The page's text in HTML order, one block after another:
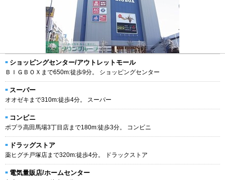
ショッピングセンター/アウトレットモール
ＢＩＧＢＯＸまで650m:徒歩9分。 ショッピングセンター
スーパー
オオゼキまで310m:徒歩4分。 スーパー
コンビニ
ポプラ高田馬場3丁目店まで180m:徒歩3分。 コンビニ
ドラッグストア
薬ヒグチ戸塚店まで320m:徒歩4分。 ドラックストア
電気量販店/ホームセンター